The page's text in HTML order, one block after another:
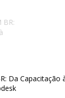
Da Capacitação